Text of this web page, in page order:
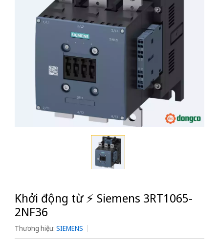
Khởi động từ ⚡️ Siemens 3RT1065-
2NF36
Thương hiệu: SIEMENS